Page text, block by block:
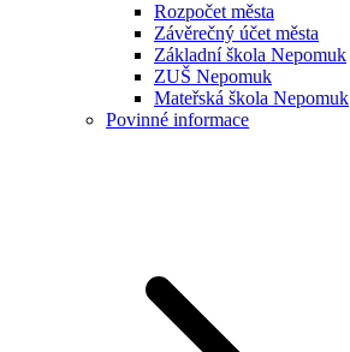
Rozpočet města
Závěrečný účet města
Základní škola Nepomuk
ZUŠ Nepomuk
Mateřská škola Nepomuk
Povinné informace